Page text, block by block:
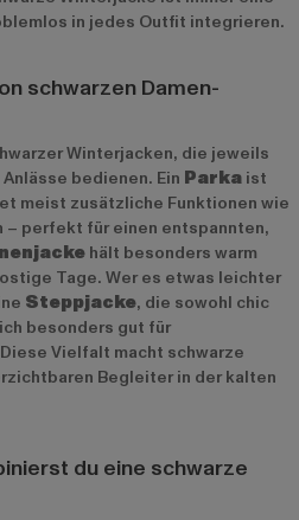
in jedes Outfit integrieren.
schwarzen Damen-
Winterjacken, die jeweils
bedienen. Ein Parka ist
meist zusätzliche Funktionen wie
– perfekt für einen entspannten,
hält besonders warm
Tage. Wer es etwas leichter
Steppjacke, die sowohl chic
besonders gut für
Vielfalt macht schwarze
Begleiter in der kalten
du eine schwarze